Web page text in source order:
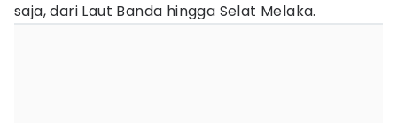
saja, dari Laut Banda hingga Selat Melaka.